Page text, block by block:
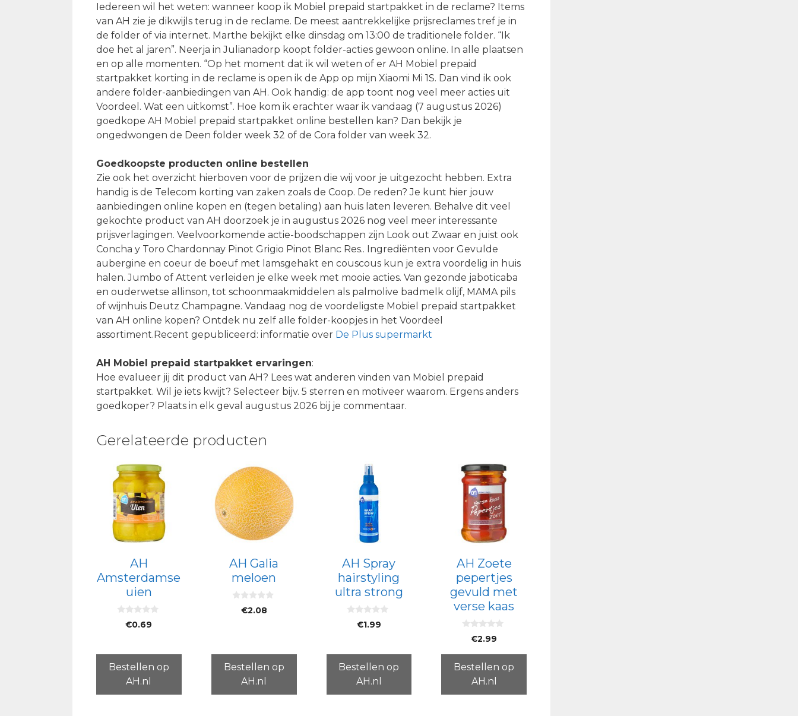
Iedereen wil het weten: wanneer koop ik Mobiel prepaid startpakket in de reclame? Items
van AH zie je dikwijls terug in de reclame. De meest aantrekkelijke prijsreclames tref je in
de folder of via internet. Marthe bekijkt elke dinsdag om 13:00 de traditionele folder. “Ik
doe het al jaren”. Neerja in Julianadorp koopt folder-acties gewoon online. In alle plaatsen
en op alle momenten. “Op het moment dat ik wil weten of er AH Mobiel prepaid
startpakket korting in de reclame is open ik de App op mijn Xiaomi Mi 1S. Dan vind ik ook
andere folder-aanbiedingen van AH. Ook handig: de app toont nog veel meer acties uit
Voordeel. Wat een uitkomst”. Hoe kom ik erachter waar ik vandaag (7 augustus 2026)
goedkope AH Mobiel prepaid startpakket online bestellen kan? Dan bekijk je
ongedwongen de Deen folder week 32 of de Cora folder van week 32.
Goedkoopste producten online bestellen
Zie ook het overzicht hierboven voor de prijzen die wij voor je uitgezocht hebben. Extra
handig is de Telecom korting van zaken zoals de Coop. De reden? Je kunt hier jouw
aanbiedingen online kopen en (tegen betaling) aan huis laten leveren. Behalve dit veel
gekochte product van AH doorzoek je in augustus 2026 nog veel meer interessante
prijsverlagingen. Veelvoorkomende actie-boodschappen zijn Look out Zwaar en juist ook
Concha y Toro Chardonnay Pinot Grigio Pinot Blanc Res.. Ingrediënten voor Gevulde
aubergine en coeur de boeuf met lamsgehakt en couscous kun je extra voordelig in huis
halen. Jumbo of Attent verleiden je elke week met mooie acties. Van gezonde jaboticaba
en ouderwetse allinson, tot schoonmaakmiddelen als palmolive badmelk olijf, MAMA pils
of wijnhuis Deutz Champagne. Vandaag nog de voordeligste Mobiel prepaid startpakket
van AH online kopen? Ontdek nu zelf alle folder-koopjes in het Voordeel
assortiment.Recent gepubliceerd: informatie over De Plus supermarkt
AH Mobiel prepaid startpakket ervaringen:
Hoe evalueer jij dit product van AH? Lees wat anderen vinden van Mobiel prepaid
startpakket. Wil je iets kwijt? Selecteer bijv. 5 sterren en motiveer waarom. Ergens anders
goedkoper? Plaats in elk geval augustus 2026 bij je commentaar.
Gerelateerde producten
AH
Amsterdamse
uien
€0.69
Bestellen op
AH.nl
AH Galia
meloen
€2.08
Bestellen op
AH.nl
AH Spray
hairstyling
ultra strong
€1.99
Bestellen op
AH.nl
AH Zoete
pepertjes
gevuld met
verse kaas
5
€2.99
Bestellen op
AH.nl